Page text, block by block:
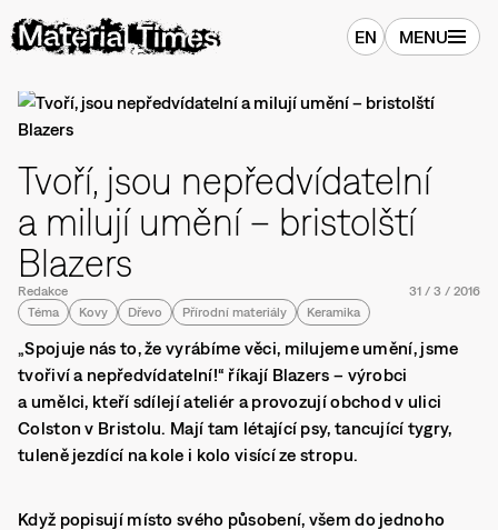
EN MENU
Tvoří, jsou nepředvídatelní
a milují umění – bristolští
Blazers
Redakce 31 / 3 / 2016
Téma
Kovy Dřevo Přírodní materiály Keramika
„Spojuje nás to, že vyrábíme věci, milujeme umění, jsme
tvořiví a nepředvídatelní!“ říkají Blazers – výrobci
a umělci, kteří sdílejí ateliér a provozují obchod v ulici
Colston v Bristolu. Mají tam létající psy, tancující tygry,
tuleně jezdící na kole i kolo visící ze stropu.
Když popisují místo svého působení, všem do jednoho